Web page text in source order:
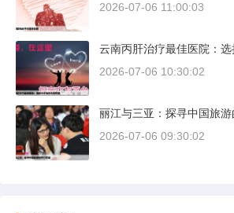
2026-07-06 11:00:03
云南丙肝治疗最佳医院：
2026-07-06 10:30:02
丽江与三亚：探寻中国旅
2026-07-06 09:30:02